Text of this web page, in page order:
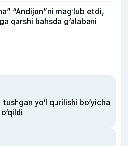
“Andijon”ni mag‘lub etdi,
qarshi bahsda g‘alabani
yo‘l qurilishi bo‘yicha